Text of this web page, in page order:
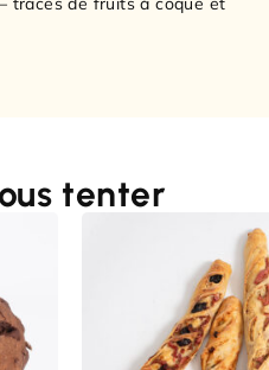
tenter